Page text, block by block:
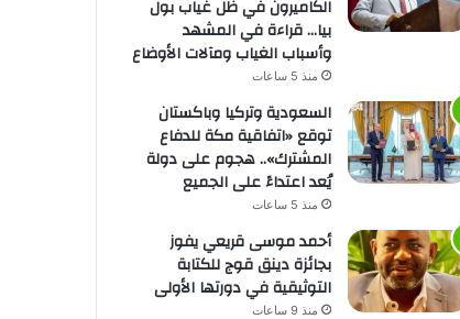
الكاميرون في ظل غياب بول
بيا… قراءة في المشهد
وأسباب الغياب ومآلات الأوضاع
منذ 5 ساعات
السعودية وتركيا وباكستان
توقع «اتفاقية مكة للدفاع
المشترك».. هجوم على دولة
يُعد اعتداءً على الجميع
منذ 5 ساعات
أحمد موسى قريعي يفوز
بجائزة دينق قوج للكتابة
التوثيقية في دورتها الأولى
منذ 9 ساعات